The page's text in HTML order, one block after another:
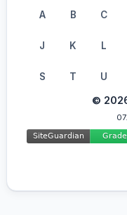
A B C
J K L
S T U
©